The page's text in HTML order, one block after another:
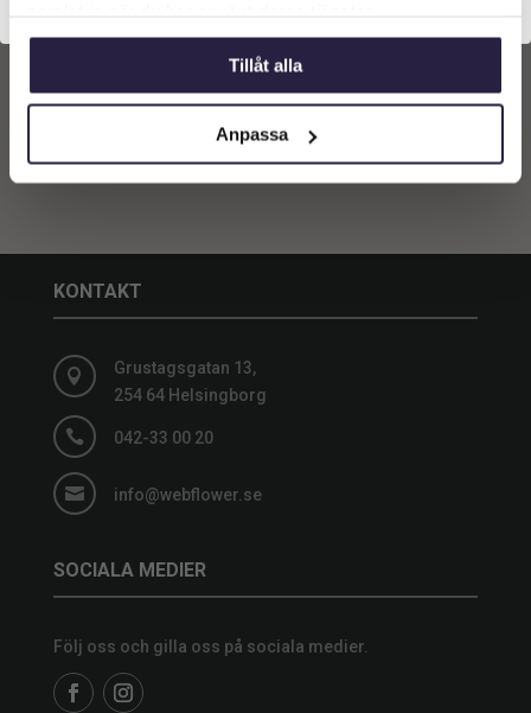
Tillåt alla
Anpassa
Lägg till i
KONTAKT

Grustagsgatan 13,
254 64 Helsingborg
 042-33 00 20
 info@webflower.se
SOCIALA MEDIER
Följ oss och gilla oss på sociala medier.